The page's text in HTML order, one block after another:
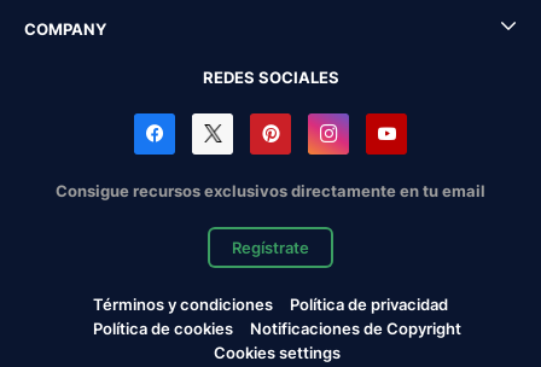
COMPANY
REDES SOCIALES
Consigue recursos exclusivos directamente en tu email
Regístrate
Términos y condiciones
Política de privacidad
Política de cookies
Notificaciones de Copyright
Cookies settings